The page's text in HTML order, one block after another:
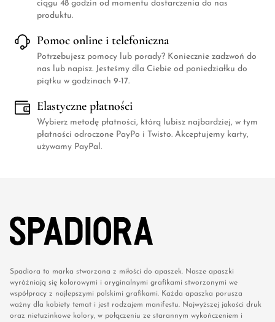
ciągu 48 godzin od momentu dostarczenia do nas
produktu.
Pomoc online i telefoniczna
Potrzebujesz pomocy lub porady? Koniecznie zadzwoń do
nas lub napisz. Jesteśmy dla Ciebie od poniedziałku do
piątku w godzinach 9-17.
Elastyczne płatności
Wybierz metodę płatności, którą lubisz najbardziej, w tym
płatności odroczone PayPo i Twisto. Akceptujemy karty,
używamy PayPal.
Spadiora to marka stworzona z miłości do apaszek. Nasze apaszki
wyróżniają się kolorowymi i oryginalnymi grafikami stworzonymi we
współpracy z najlepszymi polskimi grafikami. Każda apaszka porusza
ważny dla kobiety temat i jest rodzajem manifestu. Najwyższej jakości druk
oraz nietuzinkowe kolory, w połączeniu ze starannym wykończeniem i